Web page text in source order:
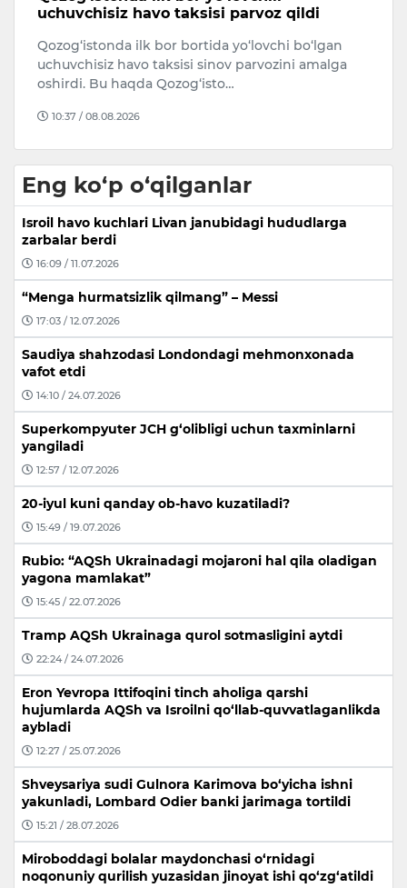
vafot etdi
7-avgust kuni O‘zbekistonda xizmat ko‘rsatgan
yoshlar murabbiysi, san’atshunoslik fanlari
nomzodi, professor, taniqli kinoak…
09:26 / 08.08.2026
Eng ko‘p o‘qilganlar
Isroil havo kuchlari Livan janubidagi hududlarga
zarbalar berdi
16:09 / 11.07.2026
“Menga hurmatsizlik qilmang” – Messi
17:03 / 12.07.2026
Saudiya shahzodasi Londondagi mehmonxonada
vafot etdi
14:10 / 24.07.2026
Superkompyuter JCH g‘olibligi uchun taxminlarni
yangiladi
12:57 / 12.07.2026
20-iyul kuni qanday ob-havo kuzatiladi?
15:49 / 19.07.2026
Rubio: “AQSh Ukrainadagi mojaroni hal qila oladigan
yagona mamlakat”
15:45 / 22.07.2026
Tramp AQSh Ukrainaga qurol sotmasligini aytdi
22:24 / 24.07.2026
Eron Yevropa Ittifoqini tinch aholiga qarshi
hujumlarda AQSh va Isroilni qo‘llab-quvvatlaganlikda
aybladi
12:27 / 25.07.2026
Shveysariya sudi Gulnora Karimova bo‘yicha ishni
yakunladi, Lombard Odier banki jarimaga tortildi
15:21 / 28.07.2026
Miroboddagi bolalar maydonchasi o‘rnidagi
noqonuniy qurilish yuzasidan jinoyat ishi qo‘zg‘atildi